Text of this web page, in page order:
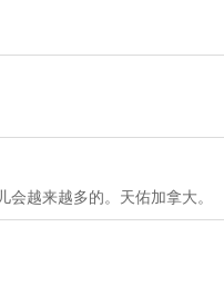
越来越多的。天佑加拿大。